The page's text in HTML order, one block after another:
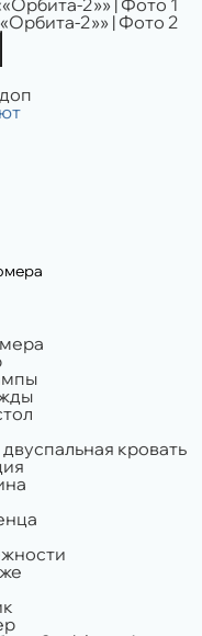
кровать